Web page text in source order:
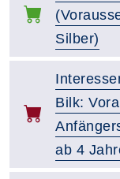
Silber)
Bilk:
ab 4